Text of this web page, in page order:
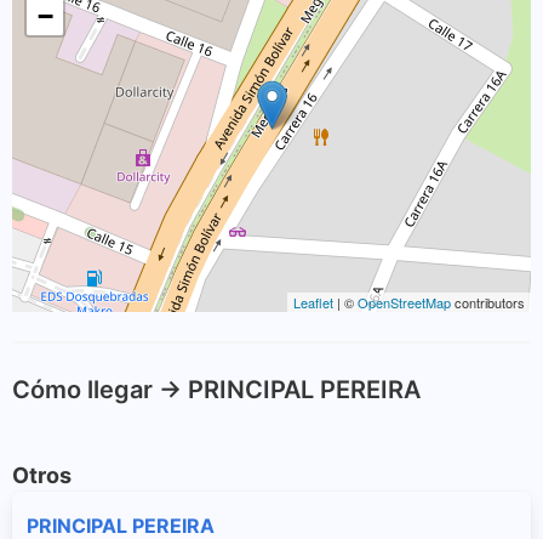
−
Leaflet | ©OpenStreetMapcontributors
Cómo llegar -> PRINCIPAL PEREIRA
Otros
PRINCIPAL PEREIRA